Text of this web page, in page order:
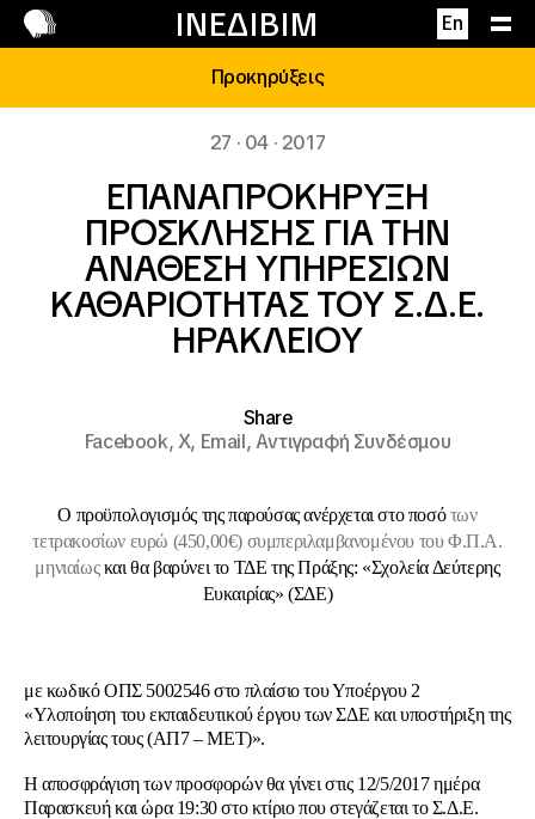
ΙΝΕΔΙΒΙΜ En
Επικοινωνία
Προκηρύξεις
27 · 04 · 2017
ΕΠΑΝΑΠΡΟΚΗΡΥΞΗ
ΠΡΟΣΚΛΗΣΗΣ ΓΙΑ ΤΗΝ
ΑΝΑΘΕΣΗ ΥΠΗΡΕΣΙΩΝ
ΚΑΘΑΡΙΟΤΗΤΑΣ ΤΟΥ Σ.Δ.Ε.
ΗΡΑΚΛΕΙΟΥ
Share
Facebook,X, Email,Αντιγραφή Συνδέσμου
Ο προϋπολογισμός της παρούσας ανέρχεται στο ποσότων
τετρακοσίων ευρώ (450,00€) συμπεριλαμβανομένου του Φ.Π.Α.
μηνιαίωςκαι θα βαρύνει το ΤΔΕ της Πράξης: «Σχολεία Δεύτερης
Ευκαιρίας» (ΣΔΕ)
με κωδικό ΟΠΣ 5002546 στο πλαίσιο του Υποέργου 2
«Υλοποίηση του εκπαιδευτικού έργου των ΣΔΕ και υποστήριξη της
λειτουργίας τους (ΑΠ7 – ΜΕΤ)».
Η αποσφράγιση των προσφορών θα γίνει στις 12/5/2017 ημέρα
Παρασκευή και ώρα 19:30 στο κτίριο που στεγάζεται το Σ.Δ.Ε.